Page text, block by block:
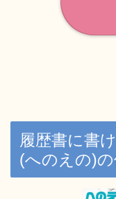
履歴書に書
(へのえの)